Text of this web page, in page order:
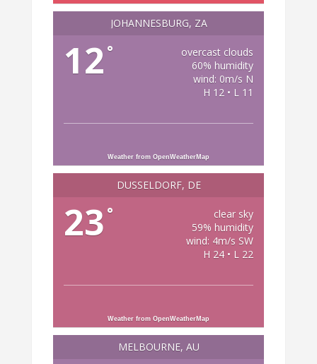
JOHANNESBURG, ZA
12 °
overcast clouds
60% humidity
wind: 0m/s N
H 12 • L 11
Weather from OpenWeatherMap
DÜSSELDORF, DE
23 °
clear sky
59% humidity
wind: 4m/s SW
H 24 • L 22
Weather from OpenWeatherMap
MELBOURNE, AU